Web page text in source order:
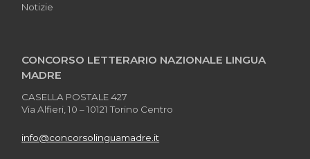
Notizie
CONCORSO LETTERARIO NAZIONALE LINGUA
MADRE
CASELLA POSTALE 427
Via Alfieri, 10 – 10121 Torino Centro
info@concorsolinguamadre.it